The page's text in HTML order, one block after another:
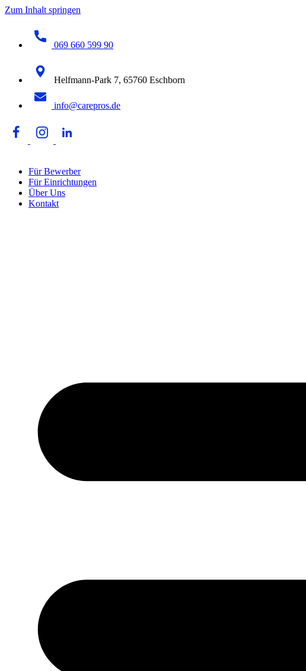
Zum Inhalt springen
069 660 599 90
Helfmann-Park 7, 65760 Eschborn
info@carepros.de
Für Bewerber
Für Einrichtungen
Über Uns
Kontakt